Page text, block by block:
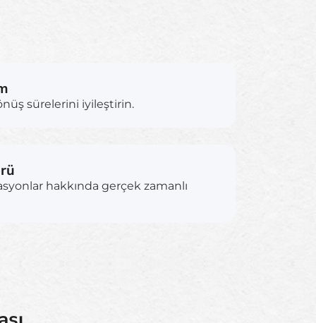
sürelerini iyileştirin.
hakkında gerçek zamanlı